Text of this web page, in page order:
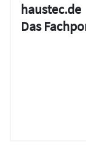
haustec.de
Das